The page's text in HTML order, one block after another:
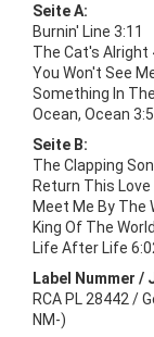
Seite A:
Burnin' Line 3:11
The Cat's Alright
You Won't See
Something In
Ocean, Ocean
Seite B:
The Clapping
Return This Love
Meet Me By The
King Of The
Life After Life
Label Nummer /
RCA PL 28442 /
NM-)